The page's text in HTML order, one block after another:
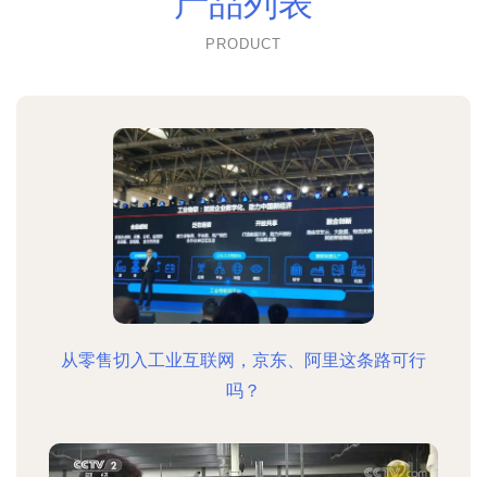
PRODUCT
从零售切入工业互联网，京东、阿里这条路可行
吗？